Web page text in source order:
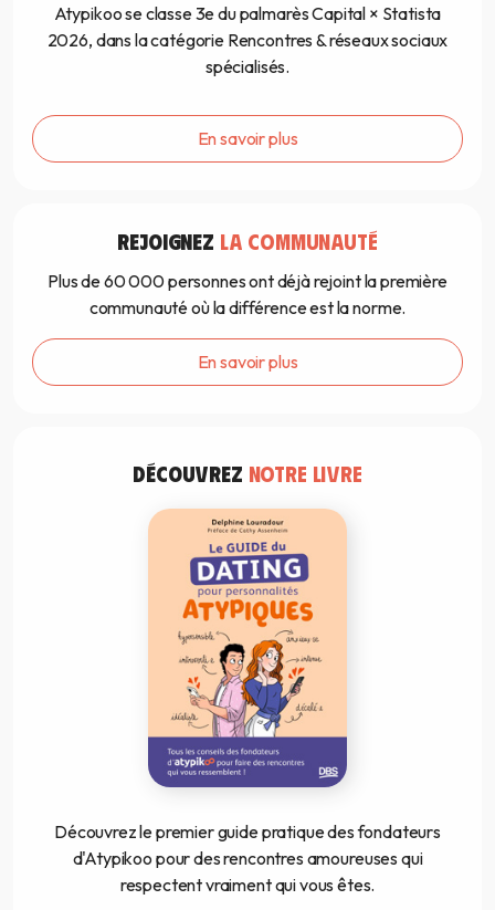
Atypikoo se classe 3e du palmarès Capital × Statista
2026, dans la catégorie Rencontres & réseaux sociaux
spécialisés.
En savoir plus
REJOIGNEZ LA COMMUNAUTÉ
Plus de 60 000 personnes ont déjà rejoint la première
communauté où la différence est la norme.
En savoir plus
DÉCOUVREZ NOTRE LIVRE
Découvrez le premier guide pratique des fondateurs
d'Atypikoo pour des rencontres amoureuses qui
respectent vraiment qui vous êtes.